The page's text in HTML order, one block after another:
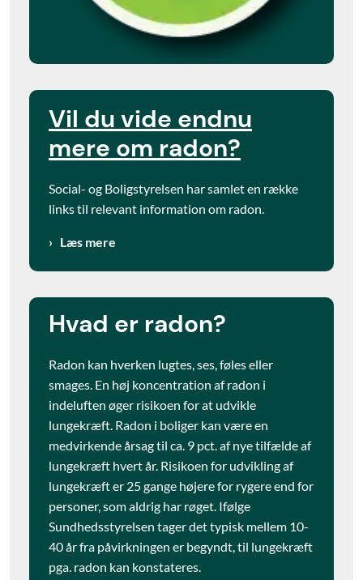
Vil du vide endnu
mere om radon?
Social- og Boligstyrelsen har samlet en række
links til relevant information om radon.
Læs mere
Hvad er radon?
Radon kan hverken lugtes, ses, føles eller
smages. En høj koncentration af radon i
indeluften øger risikoen for at udvikle
lungekræft. Radon i boliger kan være en
medvirkende årsag til ca. 9 pct. af nye tilfælde af
lungekræft hvert år. Risikoen for udvikling af
lungekræft er 25 gange højere for rygere end for
personer, som aldrig har røget. Ifølge
Sundhedsstyrelsen tager det typisk mellem 10-
40 år fra påvirkningen er begyndt, til lungekræft
pga. radon kan konstateres.